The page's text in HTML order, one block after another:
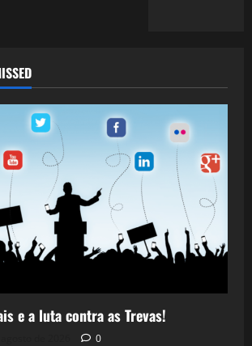
e a luta contra as Trevas!
0